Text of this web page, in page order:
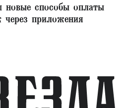
способы оплаты
через приложения